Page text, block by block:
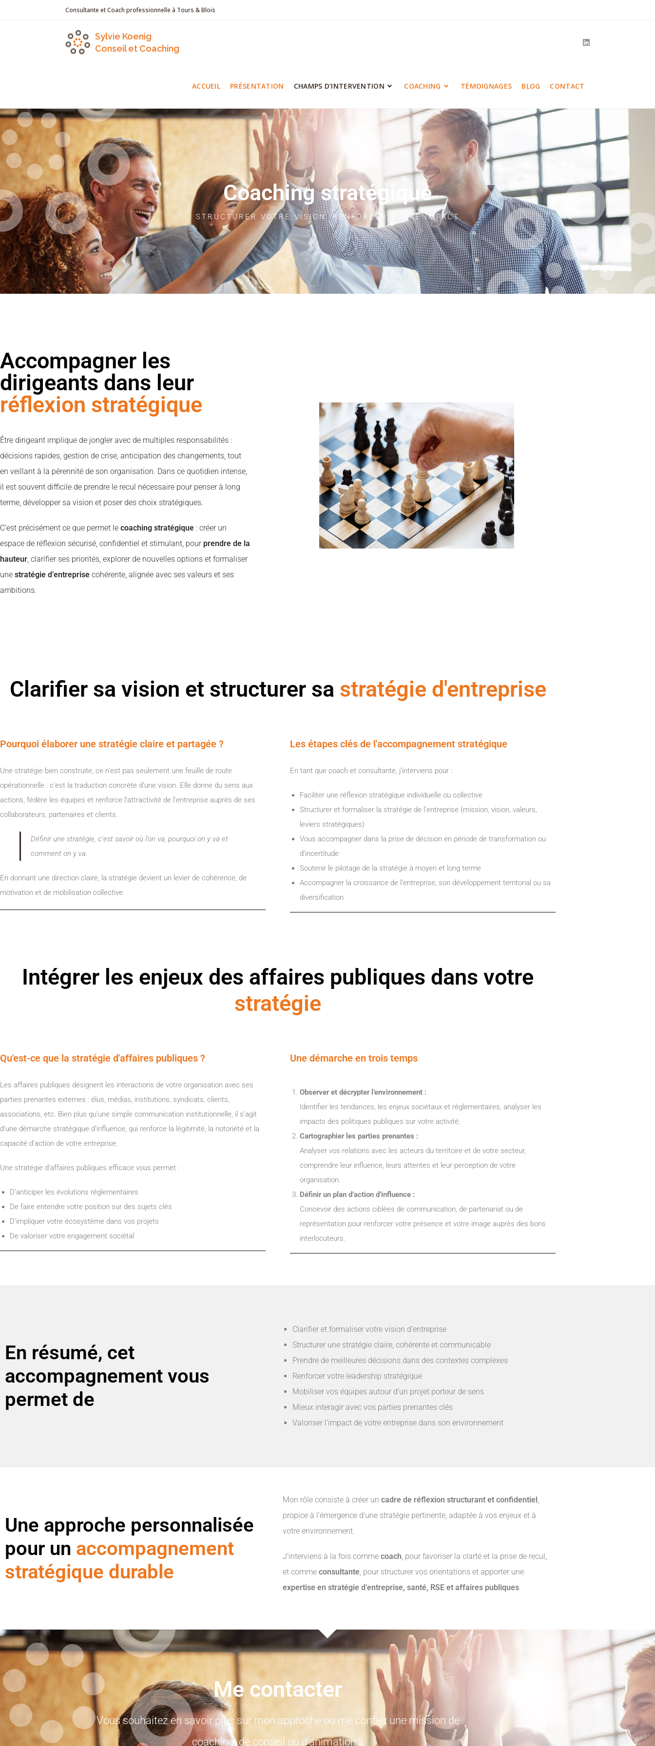
Consultante et Coach professionnelle à Tours & Blois
Sylvie Koenig
Conseil et Coaching
ACCUEIL PRÉSENTATION CHAMPS D’INTERVENTION COACHING TÉMOIGNAGES BLOG CONTACT
Coaching stratégique
STRUCTURER VOTRE VISION, RENFORCER VOTRE IMPACT
Accompagner les
dirigeants dans leur
réflexion stratégique
Être dirigeant implique de jongler avec de multiples responsabilités :
décisions rapides, gestion de crise, anticipation des changements, tout
en veillant à la pérennité de son organisation. Dans ce quotidien intense,
il est souvent difficile de prendre le recul nécessaire pour penser à long
terme, développer sa vision et poser des choix stratégiques.
C’est précisément ce que permet le coaching stratégique : créer un
espace de réflexion sécurisé, confidentiel et stimulant, pour prendre de la
hauteur, clarifier ses priorités, explorer de nouvelles options et formaliser
une stratégie d’entreprise cohérente, alignée avec ses valeurs et ses
ambitions.
Clarifier sa vision et structurer sa stratégie d'entreprise
Pourquoi élaborer une stratégie claire et partagée ?
Une stratégie bien construite, ce n’est pas seulement une feuille de route
opérationnelle : c’est la traduction concrète d’une vision. Elle donne du sens aux
actions, fédère les équipes et renforce l’attractivité de l’entreprise auprès de ses
collaborateurs, partenaires et clients.
Définir une stratégie, c’est savoir où l’on va, pourquoi on y va et
comment on y va.
En donnant une direction claire, la stratégie devient un levier de cohérence, de
motivation et de mobilisation collective.
Les étapes clés de l'accompagnement stratégique
En tant que coach et consultante, j’interviens pour :
Faciliter une réflexion stratégique individuelle ou collective
Structurer et formaliser la stratégie de l’entreprise (mission, vision, valeurs,
leviers stratégiques)
Vous accompagner dans la prise de décision en période de transformation ou
d’incertitude
Soutenir le pilotage de la stratégie à moyen et long terme
Accompagner la croissance de l’entreprise, son développement territorial ou sa
diversification
Intégrer les enjeux des affaires publiques dans votre
stratégie
Qu'est-ce que la stratégie d'affaires publiques ?
Les affaires publiques désignent les interactions de votre organisation avec ses
parties prenantes externes : élus, médias, institutions, syndicats, clients,
associations, etc. Bien plus qu’une simple communication institutionnelle, il s’agit
d’une démarche stratégique d’influence, qui renforce la légitimité, la notoriété et la
capacité d’action de votre entreprise.
Une stratégie d’affaires publiques efficace vous permet :
D’anticiper les évolutions réglementaires
De faire entendre votre position sur des sujets clés
D’impliquer votre écosystème dans vos projets
De valoriser votre engagement sociétal
Une démarche en trois temps
Observer et décrypter l’environnement :
Identifier les tendances, les enjeux sociétaux et réglementaires, analyser les
impacts des politiques publiques sur votre activité.
Cartographier les parties prenantes :
Analyser vos relations avec les acteurs du territoire et de votre secteur,
comprendre leur influence, leurs attentes et leur perception de votre
organisation.
Définir un plan d’action d’influence :
Concevoir des actions ciblées de communication, de partenariat ou de
représentation pour renforcer votre présence et votre image auprès des bons
interlocuteurs.
En résumé, cet
accompagnement vous
permet de
Clarifier et formaliser votre vision d’entreprise
Structurer une stratégie claire, cohérente et communicable
Prendre de meilleures décisions dans des contextes complexes
Renforcer votre leadership stratégique
Mobiliser vos équipes autour d’un projet porteur de sens
Mieux interagir avec vos parties prenantes clés
Valoriser l’impact de votre entreprise dans son environnement
Une approche personnalisée
pour un accompagnement
stratégique durable
Mon rôle consiste à créer un cadre de réflexion structurant et confidentiel
propice à l’émergence d’une stratégie pertinente, adaptée à vos enjeux et à
votre environnement.
J’interviens à la fois comme coach , pour favoriser la clarté et la prise de recul,
et comme consultante , pour structurer vos orientations et apporter une
expertise en stratégie d’entreprise, santé, RSE et affaires publiques
Me contacter
Vous souhaitez en savoir plus sur mon approche ou me confier une mission de
coaching, de conseil ou d’animation ?